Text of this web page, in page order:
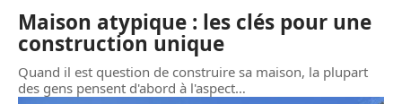
Maison atypique : les clés pour une
construction unique
Quand il est question de construire sa maison, la plupart
des gens pensent d'abord à l'aspect…